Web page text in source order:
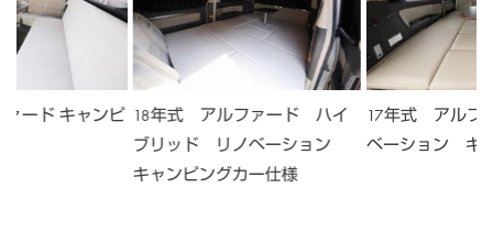
ード キャンピ 18年式 アルファード ハイ
ブリッド リノベーション
キャンピングカー仕様
17年式 アルフ
ベーション キ